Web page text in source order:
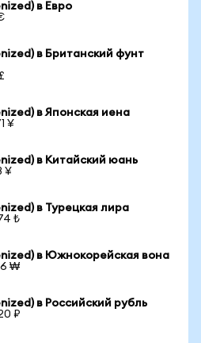
в Евро
в Британский фунт
в Японская иена
¥
в Китайский юань
¥
в Турецкая лира
₺
в Южнокорейская вона
₩
в Российский рубль
₽